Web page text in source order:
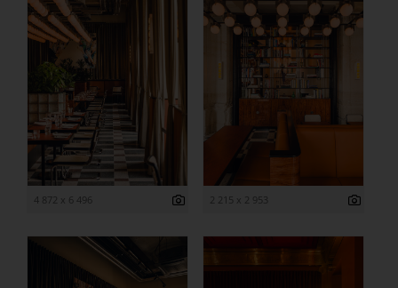
4 872 x 6 496 2 215 x 2 953